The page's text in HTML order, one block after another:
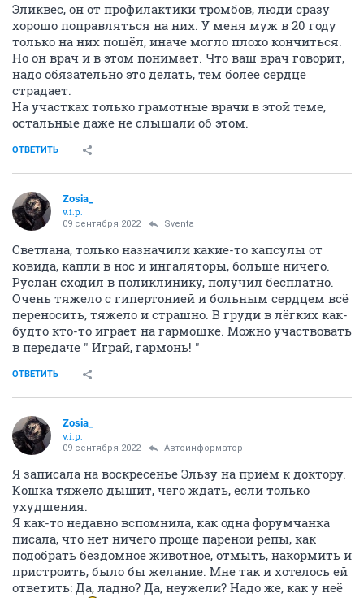
Эликвес, он от профилактики тромбов, люди сразу
хорошо поправляться на них. У меня муж в 20 году
только на них пошёл, иначе могло плохо кончиться.
Но он врач и в этом понимает. Что ваш врач говорит,
надо обязательно это делать, тем более сердце
страдает.
На участках только грамотные врачи в этой теме,
остальные даже не слышали об этом.
ОТВЕТИТЬ
Zosia_
v.i.p.
09 сентября 2022 Sventa
Светлана, только назначили какие-то капсулы от
ковида, капли в нос и ингаляторы, больше ничего.
Руслан сходил в поликлинику, получил бесплатно.
Очень тяжело с гипертонией и больным сердцем всё
переносить, тяжело и страшно. В груди в лёгких как-
будто кто-то играет на гармошке. Можно участвовать
в передаче " Играй, гармонь! "
ОТВЕТИТЬ
Zosia_
v.i.p.
09 сентября 2022 Автоинформатор
Я записала на воскресенье Эльзу на приём к доктору.
Кошка тяжело дышит, чего ждать, если только
ухудшения.
Я как-то недавно вспомнила, как одна форумчанка
писала, что нет ничего проще пареной репы, как
подобрать бездомное животное, отмыть, накормить и
пристроить, было бы желание. Мне так и хотелось ей
ответить: Да, ладно? Да, неужели? Надо же, как у неё